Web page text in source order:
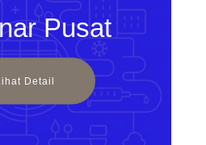
Pusat
Detail